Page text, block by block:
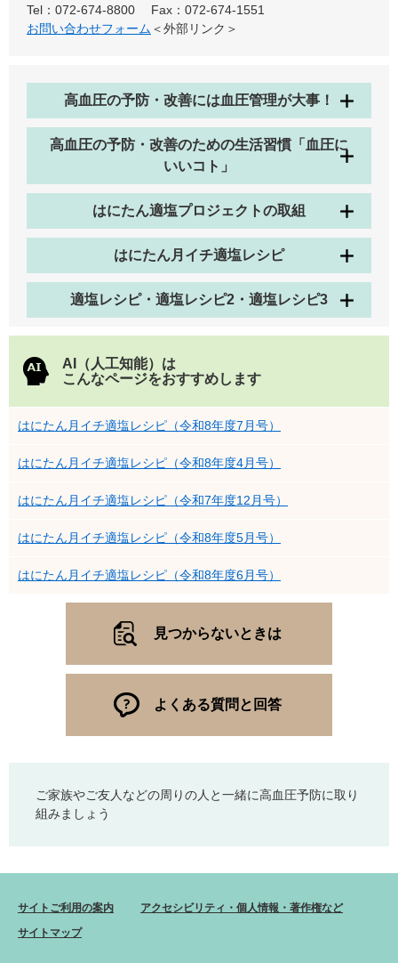
Tel：072-674-8800
Fax：072-674-1551
お問い合わせフォーム ＜外部リンク＞
高血圧の予防・改善には血圧管理が大事！
高血圧の予防・改善のための生活習慣「血圧に
いいコト」
はにたん適塩プロジェクトの取組
はにたん月イチ適塩レシピ
適塩レシピ・適塩レシピ2・適塩レシピ3
AI（人工知能）は
こんなページをおすすめします
はにたん月イチ適塩レシピ（令和8年度7月号）
はにたん月イチ適塩レシピ（令和8年度4月号）
はにたん月イチ適塩レシピ（令和7年度12月号）
はにたん月イチ適塩レシピ（令和8年度5月号）
はにたん月イチ適塩レシピ（令和8年度6月号）
見つからないときは
よくある質問と回答
ご家族やご友人などの周りの人と一緒に高血圧予防に取り
組みましょう
サイトご利用の案内
アクセシビリティ・個人情報・著作権など
サイトマップ